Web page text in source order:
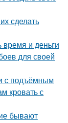
сделать
время и деньги
для своей
с подъёмным
кровать с
бывают